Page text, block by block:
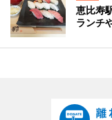
恵比寿
ランチ